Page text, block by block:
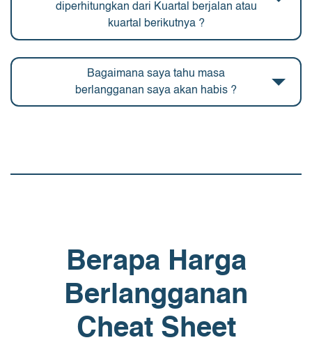
diperhitungkan dari Kuartal berjalan atau
kuartal berikutnya ?
Bagaimana saya tahu masa
berlangganan saya akan habis ?
Berapa Harga
Berlangganan
Cheat Sheet